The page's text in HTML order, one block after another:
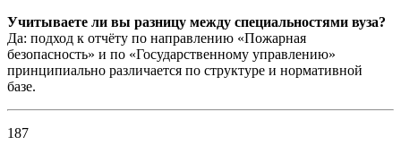
Учитываете ли вы разницу между специальностями вуза?
Да: подход к отчёту по направлению «Пожарная
безопасность» и по «Государственному управлению»
принципиально различается по структуре и нормативной
базе.
187